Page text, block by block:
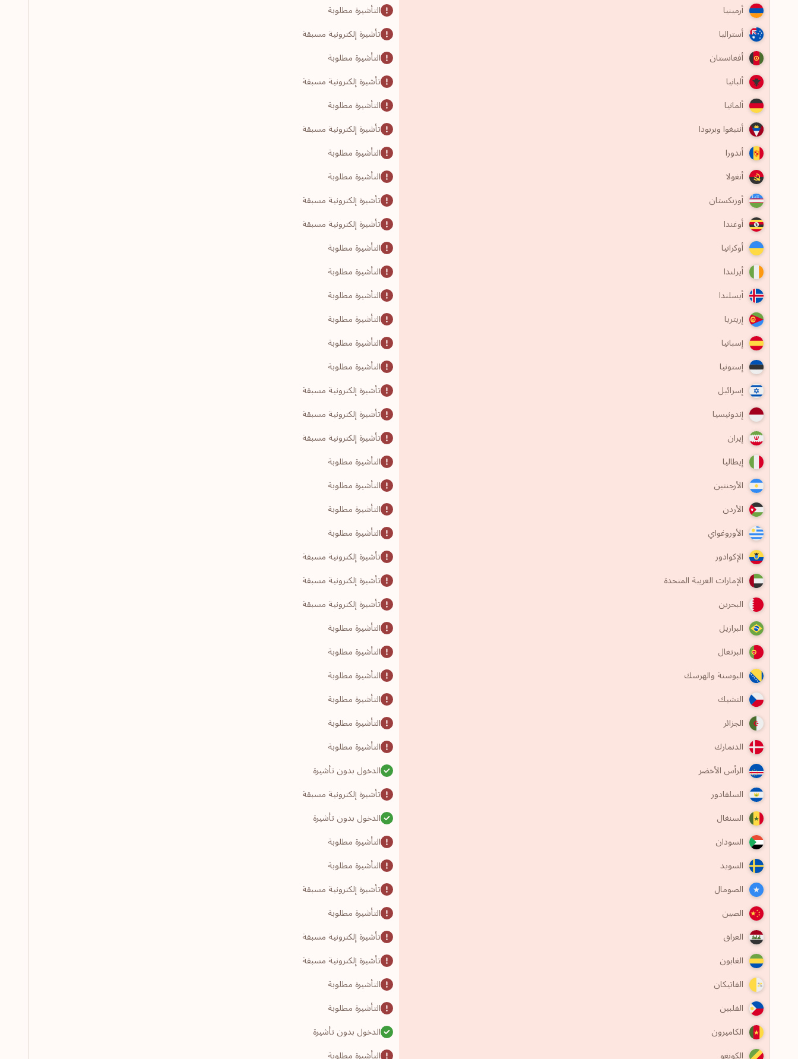
أرمينيا
التأشيرة مطلوبة
أستراليا
تأشيرة إلكترونية مسبقة
أفغانستان
التأشيرة مطلوبة
ألبانيا
تأشيرة إلكترونية مسبقة
ألمانيا
التأشيرة مطلوبة
أنتيغوا وبربودا
تأشيرة إلكترونية مسبقة
أندورا
التأشيرة مطلوبة
أنغولا
التأشيرة مطلوبة
أوزبكستان
تأشيرة إلكترونية مسبقة
أوغندا
تأشيرة إلكترونية مسبقة
أوكرانيا
التأشيرة مطلوبة
أيرلندا
التأشيرة مطلوبة
أيسلندا
التأشيرة مطلوبة
إريتريا
التأشيرة مطلوبة
إسبانيا
التأشيرة مطلوبة
إستونيا
التأشيرة مطلوبة
إسرائيل
تأشيرة إلكترونية مسبقة
إندونيسيا
تأشيرة إلكترونية مسبقة
إيران
تأشيرة إلكترونية مسبقة
إيطاليا
التأشيرة مطلوبة
الأرجنتين
التأشيرة مطلوبة
الأردن
التأشيرة مطلوبة
الأوروغواي
التأشيرة مطلوبة
الإكوادور
تأشيرة إلكترونية مسبقة
الإمارات العربية المتحدة
تأشيرة إلكترونية مسبقة
البحرين
تأشيرة إلكترونية مسبقة
البرازيل
التأشيرة مطلوبة
البرتغال
التأشيرة مطلوبة
البوسنة والهرسك
التأشيرة مطلوبة
التشيك
التأشيرة مطلوبة
الجزائر
التأشيرة مطلوبة
الدنمارك
التأشيرة مطلوبة
الرأس الأخضر
الدخول بدون تأشيرة
السلفادور
تأشيرة إلكترونية مسبقة
السنغال
الدخول بدون تأشيرة
السودان
التأشيرة مطلوبة
السويد
التأشيرة مطلوبة
الصومال
تأشيرة إلكترونية مسبقة
الصين
التأشيرة مطلوبة
العراق
تأشيرة إلكترونية مسبقة
الغابون
تأشيرة إلكترونية مسبقة
الفاتيكان
التأشيرة مطلوبة
الفلبين
التأشيرة مطلوبة
الكاميرون
الدخول بدون تأشيرة